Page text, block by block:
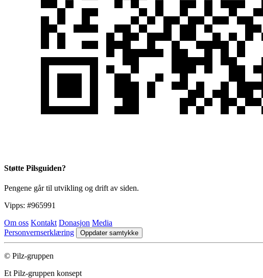
Støtte Pilsguiden?
Pengene går til utvikling og drift av siden.
Vipps: #965991
Om oss Kontakt Donasjon Media
Personvernserklæring
Oppdater samtykke
© Pilz-gruppen
Et Pilz-gruppen konsept